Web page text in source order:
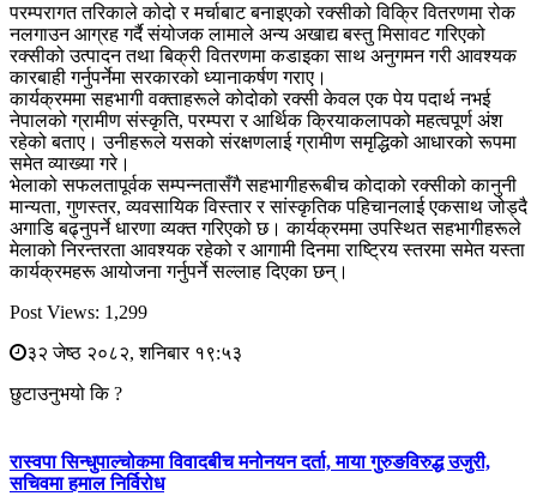
परम्परागत तरिकाले कोदो र मर्चाबाट बनाइएको रक्सीको विक्रि वितरणमा रोक
नलगाउन आग्रह गर्दै संयोजक लामाले अन्य अखाद्य बस्तु मिसावट गरिएको
रक्सीको उत्पादन तथा बिक्री वितरणमा कडाइका साथ अनुगमन गरी आवश्यक
कारबाही गर्नुपर्नेमा सरकारको ध्यानाकर्षण गराए।
कार्यक्रममा सहभागी वक्ताहरूले कोदोको रक्सी केवल एक पेय पदार्थ नभई
नेपालको ग्रामीण संस्कृति, परम्परा र आर्थिक क्रियाकलापको महत्वपूर्ण अंश
रहेको बताए। उनीहरूले यसको संरक्षणलाई ग्रामीण समृद्धिको आधारको रूपमा
समेत व्याख्या गरे।
भेलाको सफलतापूर्वक सम्पन्नतासँगै सहभागीहरूबीच कोदाको रक्सीको कानुनी
मान्यता, गुणस्तर, व्यवसायिक विस्तार र सांस्कृतिक पहिचानलाई एकसाथ जोड्दै
अगाडि बढ्नुपर्ने धारणा व्यक्त गरिएको छ। कार्यक्रममा उपस्थित सहभागीहरूले
मेलाको निरन्तरता आवश्यक रहेको र आगामी दिनमा राष्ट्रिय स्तरमा समेत यस्ता
कार्यक्रमहरू आयोजना गर्नुपर्ने सल्लाह दिएका छन्।
Post Views: 1,299
३२ जेष्ठ २०८२, शनिबार १९:५३
छुटाउनुभयो कि ?
रास्वपा सिन्धुपाल्चोकमा विवादबीच मनोनयन दर्ता, माया गुरुङविरुद्ध उजुरी,
सचिवमा हमाल निर्विरोध